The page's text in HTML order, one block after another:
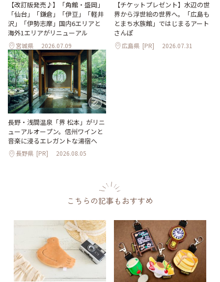
【改訂版発売♪】「角館・盛岡」
「仙台」「鎌倉」「伊豆」「軽井
沢」「伊勢志摩」国内6エリアと
海外1エリアがリニューアル
宮城県 2026.07.09
【チケットプレゼント】水辺の世
界から浮世絵の世界へ。「広島も
とまち水族館」ではじまるアート
さんぽ
広島県 [PR] 2026.07.31
長野・浅間温泉「界 松本」がリニ
ューアルオープン。信州ワインと
音楽に浸るエレガントな湯宿へ
長野県 [PR] 2026.08.05
こちらの記事もおすすめ